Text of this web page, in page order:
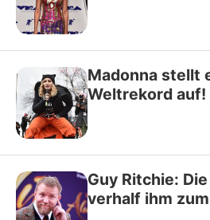
Madonna stellt
Weltrekord auf!
Guy Ritchie:
verhalf ihm